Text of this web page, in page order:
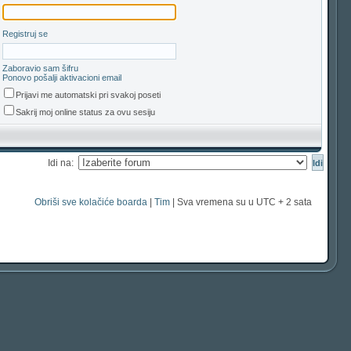
Registruj se
Zaboravio sam šifru
Ponovo pošalji aktivacioni email
Prijavi me automatski pri svakoj poseti
Sakrij moj online status za ovu sesiju
Idi na:
Obriši sve kolačiće boarda Tim | Sva vremena su u UTC + 2 sata